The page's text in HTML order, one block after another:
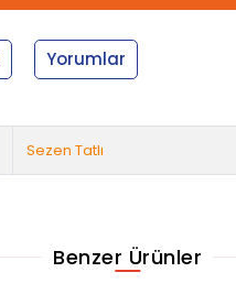
Yorumlar
Sezen Tatlı
Benzer Ürünler